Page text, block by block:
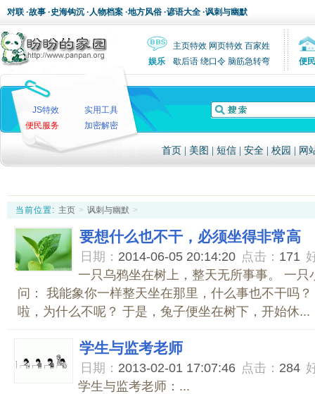
对联 ·故事 ·史海钩沉 ·人物档案 ·地方风俗 ·谚语大全 ·讽刺与幽默
主页特效 网页特效 百家姓
娱乐
歇后语 绕口令 脑筋急转弯 便民
JS特效
实用工具
便民服务
加密解密
首页 美图 短信 安全 校园 网
当前位置: 主页 > 讽刺与幽默 >
要想什么也不干，必须坐得非常高
日期： 2014-06-05 20:14:20 点击： 171
一只乌鸦坐在树上，整天无所事事。 一只
问： 我能象你一样整天坐在那里，什么事也不干吗
啦，为什么不呢？ 于是，兔子便坐在树下，开始休...
学生与监考老师
日期： 2013-02-01 17:07:46 点击： 284
学生与监考老师：...